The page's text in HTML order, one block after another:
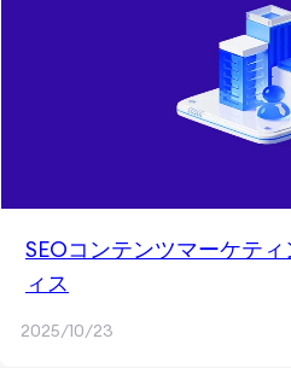
SEOコンテンツマーケテ
ィス
2025/10/23